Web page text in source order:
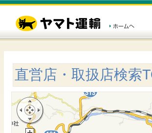
直営店・取扱店検索